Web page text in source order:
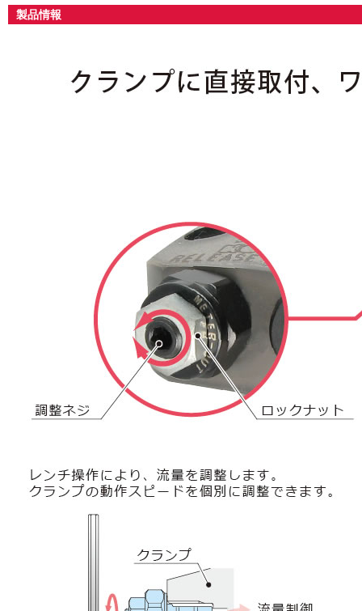
製品情報